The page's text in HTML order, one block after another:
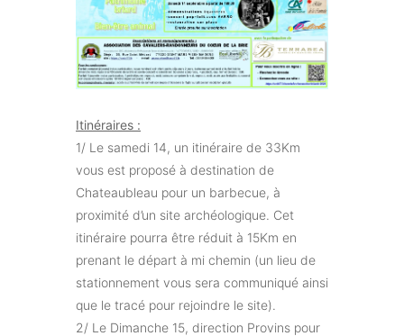
Itinéraires :
1/ Le samedi 14, un itinéraire de 33Km
vous est proposé à destination de
Chateaubleau pour un barbecue, à
proximité d’un site archéologique. Cet
itinéraire pourra être réduit à 15Km en
prenant le départ à mi chemin (un lieu de
stationnement vous sera communiqué ainsi
que le tracé pour rejoindre le site).
2/ Le Dimanche 15, direction Provins pour